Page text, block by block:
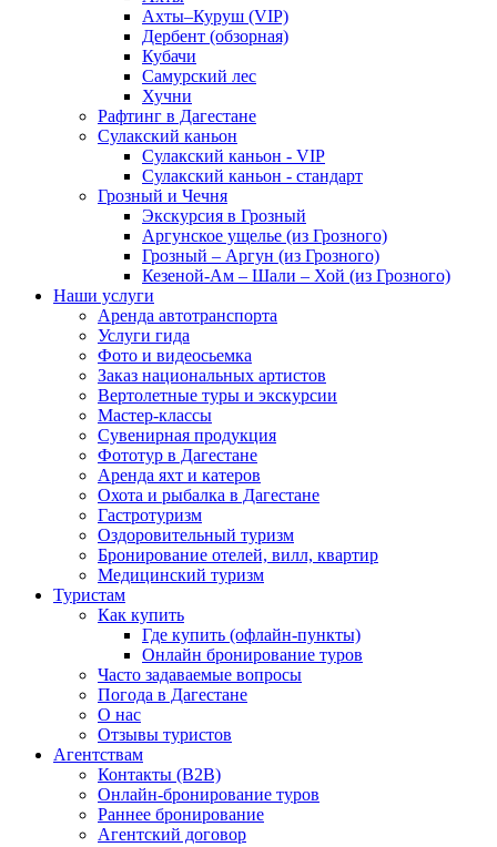
Ахты–Куруш (VIP)
Дербент (обзорная)
Кубачи
Самурский лес
Хучни
Рафтинг в Дагестане
Сулакский каньон
Сулакский каньон - VIP
Сулакский каньон - стандарт
Грозный и Чечня
Экскурсия в Грозный
Аргунское ущелье (из Грозного)
Грозный – Аргун (из Грозного)
Кезеной-Ам – Шали – Хой (из Грозного)
Наши услуги
Аренда автотранспорта
Услуги гида
Фото и видеосьемка
Заказ национальных артистов
Вертолетные туры и экскурсии
Мастер-классы
Сувенирная продукция
Фототур в Дагестане
Аренда яхт и катеров
Охота и рыбалка в Дагестане
Гастротуризм
Оздоровительный туризм
Бронирование отелей, вилл, квартир
Медицинский туризм
Туристам
Как купить
Где купить (офлайн-пункты)
Онлайн бронирование туров
Часто задаваемые вопросы
Погода в Дагестане
О нас
Отзывы туристов
Агентствам
Контакты (B2B)
Онлайн-бронирование туров
Раннее бронирование
Агентский договор